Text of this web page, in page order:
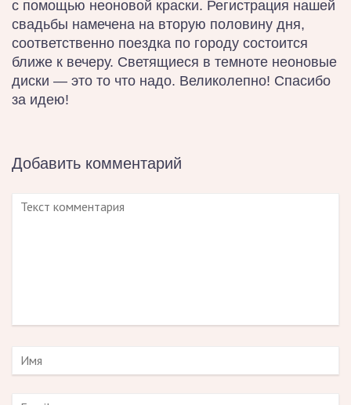
с помощью неоновой краски. Регистрация нашей
свадьбы намечена на вторую половину дня,
соответственно поездка по городу состоится
ближе к вечеру. Светящиеся в темноте неоновые
диски — это то что надо. Великолепно! Спасибо
за идею!
Добавить комментарий